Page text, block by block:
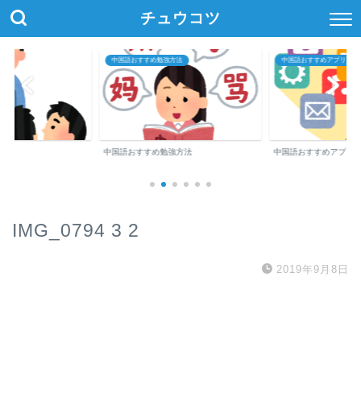
チュウコツ
中国語おすすめ勉強方法
中国語おすすめ勉強方法
中国語おすすめアプリ・参
中国語おすすめアプリ
IMG_0794 3 2
2019年9月8日